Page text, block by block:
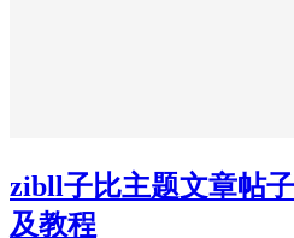
zibll子比主题文章帖
及教程